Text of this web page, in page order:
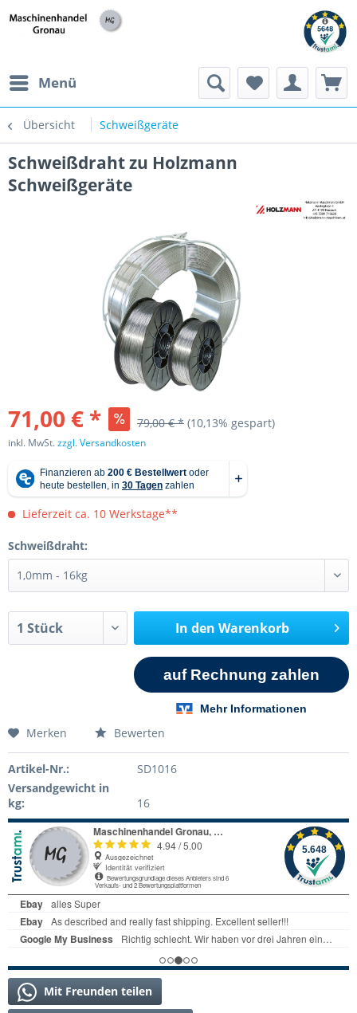
Menü
Übersicht Schweißgeräte
Schweißdraht zu Holzmann
Schweißgeräte
71,00 € * 79,00 € * (10,13% gespart)
inkl. MwSt.zzgl. Versandkosten
Lieferzeit ca. 10 Werkstage**
Schweißdraht:
In den Warenkorb
Merken Bewerten
Artikel-Nr.:
SD1016
Versandgewicht in
kg:
16
Mit Freunden teilen